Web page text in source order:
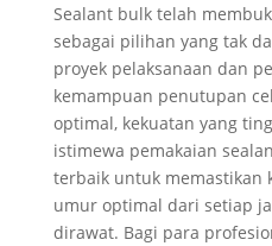
Sealant bulk telah
sebagai pilihan yang tak
proyek pelaksanaan dan
kemampuan penutupan
optimal, kekuatan yang
istimewa pemakaian
terbaik untuk memastikan
umur optimal dari setiap
dirawat. Bagi para